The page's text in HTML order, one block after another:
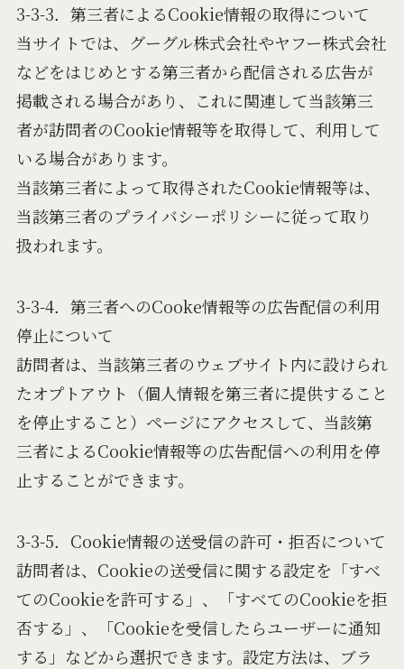
3-3-3．第三者によるCookie情報の取得について
当サイトでは、グーグル株式会社やヤフー株式会社
などをはじめとする第三者から配信される広告が
掲載される場合があり、これに関連して当該第三
者が訪問者のCookie情報等を取得して、利用して
いる場合があります。
当該第三者によって取得されたCookie情報等は、
当該第三者のプライバシーポリシーに従って取り
扱われます。
3-3-4．第三者へのCooke情報等の広告配信の利用
停止について
訪問者は、当該第三者のウェブサイト内に設けられ
たオプトアウト（個人情報を第三者に提供すること
を停止すること）ページにアクセスして、当該第
三者によるCookie情報等の広告配信への利用を停
止することができます。
3-3-5．Cookie情報の送受信の許可・拒否について
訪問者は、Cookieの送受信に関する設定を「すべ
てのCookieを許可する」、「すべてのCookieを拒
否する」、「Cookieを受信したらユーザーに通知
する」などから選択できます。設定方法は、ブラ